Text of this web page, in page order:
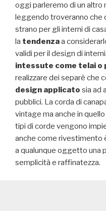
oggi parleremo di un altro
leggendo troveranno che
strano per gli interni di
la tendenzaa
validi per il design di
intessute come telai o
realizzare dei separè che
design applicato sia ad
pubblici. La corda di
vintage ma anche in
tipi di corde vengono
anche come rivestimento
a qualunque oggetto una
semplicità e raffinatezza.